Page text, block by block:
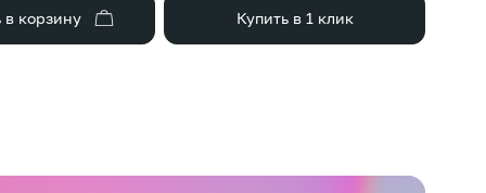
в корзину Купить в 1 клик